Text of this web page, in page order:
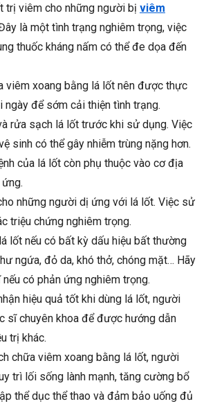
trị viêm cho những người bị viêm
là một tình trạng nghiêm trọng, việc
thuốc kháng nấm có thể đe dọa đến
viêm xoang bằng lá lốt nên được thực
ngày để sớm cải thiện tình trạng.
rửa sạch lá lốt trước khi sử dụng. Việc
sinh có thể gây nhiễm trùng nặng hơn.
của lá lốt còn phụ thuộc vào cơ địa
những người dị ứng với lá lốt. Việc sử
triệu chứng nghiêm trọng.
lốt nếu có bất kỳ dấu hiệu bất thường
ngứa, đỏ da, khó thở, chóng mặt… Hãy
có phản ứng nghiêm trọng.
hiệu quả tốt khi dùng lá lốt, người
sĩ chuyên khoa để được hướng dẫn
trị khác.
chữa viêm xoang bằng lá lốt, người
trì lối sống lành mạnh, tăng cường bổ
thể dục thể thao và đảm bảo uống đủ